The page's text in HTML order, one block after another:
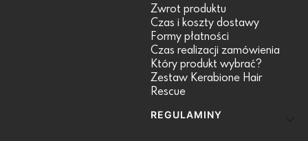
Zwrot produktu
Czas i koszty dostawy
Formy płatności
Czas realizacji zamówienia
Który produkt wybrać?
Zestaw Kerabione Hair
Rescue
REGULAMINY